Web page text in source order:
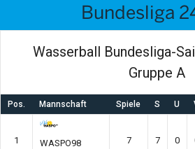
Bundesliga
Wasserball Bundesliga-
Gruppe A
Pos. Mannschaft Spiele S U
1
WASPO98
7 7 0